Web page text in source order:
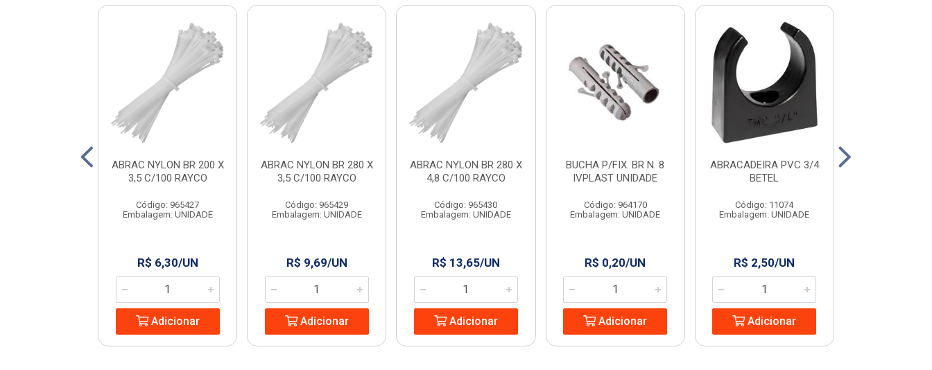
ABRAC NYLON BR 200 X
3,5 C/100 RAYCO
Código: 965427
Embalagem: UNIDADE
R$ 6,30/UN
Adicionar
ABRAC NYLON BR 280 X
3,5 C/100 RAYCO
Código: 965429
Embalagem: UNIDADE
R$ 9,69/UN
Adicionar
ABRAC NYLON BR 280 X
4,8 C/100 RAYCO
Código: 965430
Embalagem: UNIDADE
R$ 13,65/UN
Adicionar
BUCHA P/FIX. BR N. 8
IVPLAST UNIDADE
Código: 964170
Embalagem: UNIDADE
R$ 0,20/UN
Adicionar
ABRACADEIRA PVC 3/4
BETEL
Código: 11074
Embalagem: UNIDADE
R$ 2,50/UN
Adicionar